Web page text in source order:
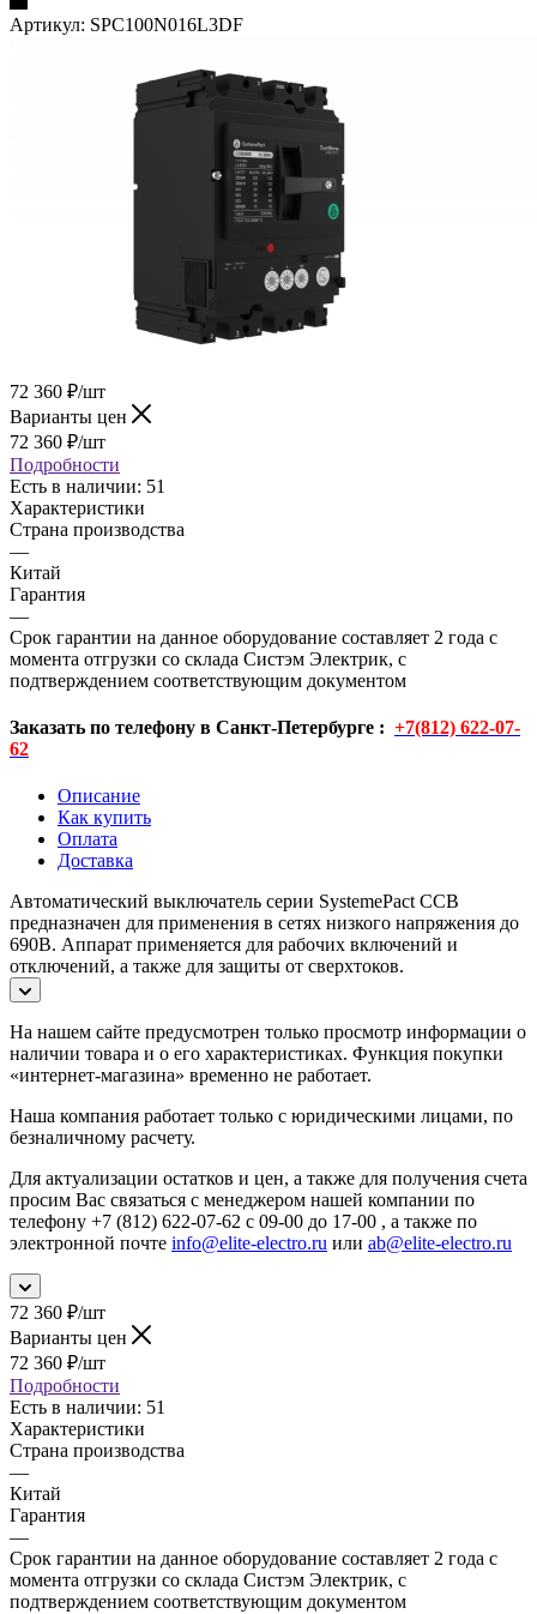
Артикул: SPC100N016L3DF
72 360 ₽/шт
Варианты цен
72 360 ₽/шт
Подробности
Есть в наличии: 51
Характеристики
Страна производства
—
Китай
Гарантия
—
Срок гарантии на данное оборудование составляет 2 года с
момента отгрузки со склада Систэм Электрик, с
подтверждением соответствующим документом
Заказать по телефону в Санкт-Петербурге : +7(812) 622-07-
62
Описание
Как купить
Оплата
Доставка
Автоматический выключатель серии SystemePact CCB
предназначен для применения в сетях низкого напряжения до
690В. Аппарат применяется для рабочих включений и
отключений, а также для защиты от сверхтоков.
На нашем сайте предусмотрен только просмотр информации о
наличии товара и о его характеристиках. Функция покупки
«интернет-магазина» временно не работает.
Наша компания работает только с юридическими лицами, по
безналичному расчету.
Для актуализации остатков и цен, а также для получения счета
просим Вас связаться с менеджером нашей компании по
телефону +7 (812) 622-07-62 с 09-00 до 17-00 , а также по
электронной почте info@elite-electro.ru или ab@elite-electro.ru
72 360 ₽/шт
Варианты цен
72 360 ₽/шт
Подробности
Есть в наличии: 51
Характеристики
Страна производства
—
Китай
Гарантия
—
Срок гарантии на данное оборудование составляет 2 года с
момента отгрузки со склада Систэм Электрик, с
подтверждением соответствующим документом